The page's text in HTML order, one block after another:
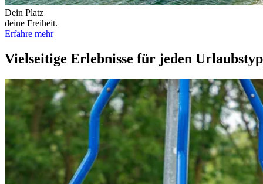
Dein Platz
deine Freiheit.
Erfahre mehr
Vielseitige Erlebnisse für jeden Urlaubstyp